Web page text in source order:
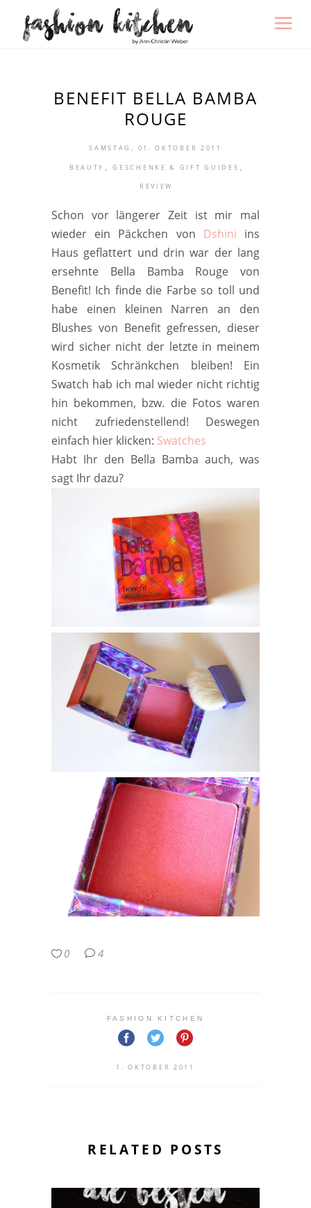
BENEFIT BELLA BAMBA
ROUGE
SAMSTAG, 01. OKTOBER 2011
BEAUTY , GESCHENKE & GIFT GUIDES ,
REVIEW
Schon vor längerer Zeit ist mir mal
wieder ein Päckchen von Dshini ins
Haus geflattert und drin war der lang
ersehnte Bella Bamba Rouge von
Benefit! Ich finde die Farbe so toll und
habe einen kleinen Narren an den
Blushes von Benefit gefressen, dieser
wird sicher nicht der letzte in meinem
Kosmetik Schränkchen bleiben! Ein
Swatch hab ich mal wieder nicht richtig
hin bekommen, bzw. die Fotos waren
nicht zufriedenstellend! Deswegen
einfach hier klicken: Swatches
Habt Ihr den Bella Bamba auch, was
sagt Ihr dazu?
0 4
FASHION KITCHEN
1. OKTOBER 2011
RELATED POSTS